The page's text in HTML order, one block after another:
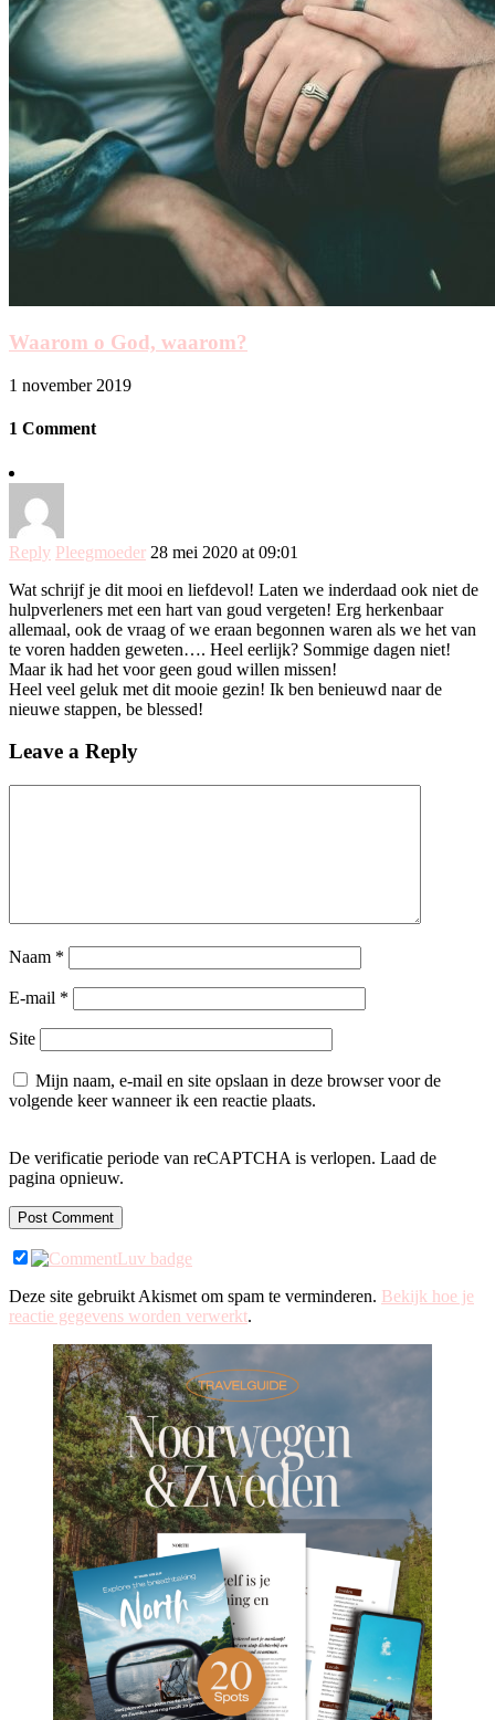
Waarom o God, waarom?
1 november 2019
1 Comment
Reply Pleegmoeder 28 mei 2020 at 09:01
Wat schrijf je dit mooi en liefdevol! Laten we inderdaad ook niet de
hulpverleners met een hart van goud vergeten! Erg herkenbaar
allemaal, ook de vraag of we eraan begonnen waren als we het van
te voren hadden geweten…. Heel eerlijk? Sommige dagen niet!
Maar ik had het voor geen goud willen missen!
Heel veel geluk met dit mooie gezin! Ik ben benieuwd naar de
nieuwe stappen, be blessed!
Leave a Reply
Naam *
E-mail *
Site
Mijn naam, e-mail en site opslaan in deze browser voor de
volgende keer wanneer ik een reactie plaats.
De verificatie periode van reCAPTCHA is verlopen. Laad de
pagina opnieuw.
Deze site gebruikt Akismet om spam te verminderen. Bekijk hoe je
reactie gegevens worden verwerkt.